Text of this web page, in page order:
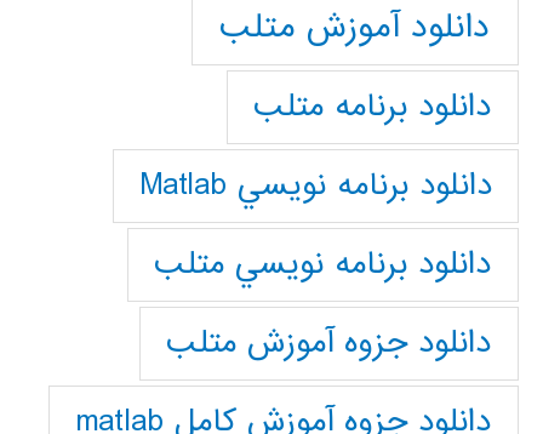
دانلود آموزش متلب
دانلود برنامه متلب
دانلود برنامه نويسي Matlab
دانلود برنامه نويسي متلب
دانلود جزوه آموزش متلب
دانلود جزوه آموزش کامل matlab